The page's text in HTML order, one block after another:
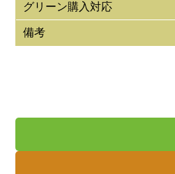
グリーン購入対応
備考